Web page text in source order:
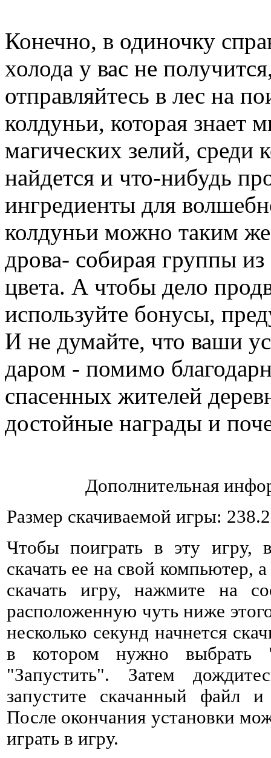
Конечно, в одиночку
холода у вас не
отправляйтесь в лес на
колдуньи, которая знает
магических зелий, среди
найдется и что-нибудь
ингредиенты для
колдуньи можно таким
дрова- собирая группы
цвета. А чтобы дело
используйте бонусы,
И не думайте, что ваши
даром - помимо
спасенных жителей
достойные награды и
Дополнительная
Размер скачиваемой игры:
Чтобы поиграть в эту игру,
скачать ее на свой компьютер,
скачать игру, нажмите на
расположенную чуть ниже
несколько секунд начнется
в котором нужно выбрать
"Запустить". Затем
запустите скачанный файл и
После окончания установки
играть в игру.